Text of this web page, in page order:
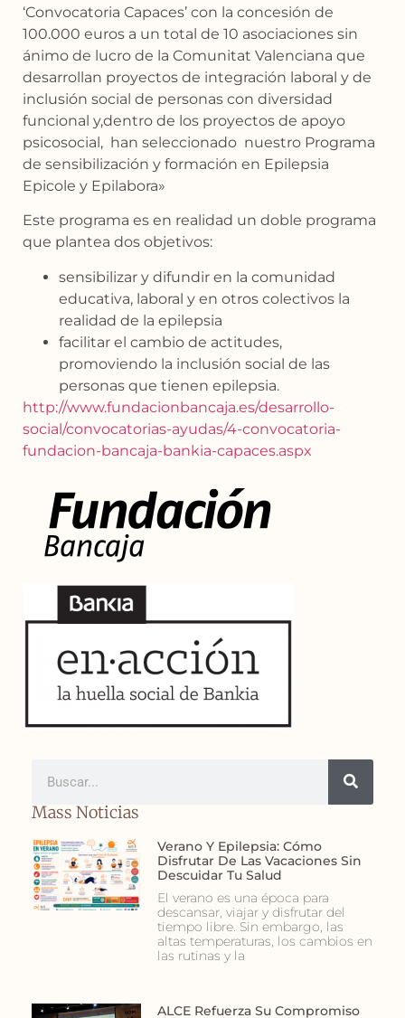
‘Convocatoria Capaces’ con la concesión de
100.000 euros a un total de 10 asociaciones sin
ánimo de lucro de la Comunitat Valenciana que
desarrollan proyectos de integración laboral y de
inclusión social de personas con diversidad
funcional y,dentro de los proyectos de apoyo
psicosocial, han seleccionado nuestro Programa
de sensibilización y formación en Epilepsia
Epicole y Epilabora»
Este programa es en realidad un doble programa
que plantea dos objetivos:
sensibilizar y difundir en la comunidad
educativa, laboral y en otros colectivos la
realidad de la epilepsia
facilitar el cambio de actitudes,
promoviendo la inclusión social de las
personas que tienen epilepsia.
http://www.fundacionbancaja.es/desarrollo-
social/convocatorias-ayudas/4-convocatoria-
fundacion-bancaja-bankia-capaces.aspx
Mass Noticias
Verano Y Epilepsia: Cómo
Disfrutar De Las Vacaciones Sin
Descuidar Tu Salud
El verano es una época para
descansar, viajar y disfrutar del
tiempo libre. Sin embargo, las
altas temperaturas, los cambios en
las rutinas y la
ALCE Refuerza Su Compromiso